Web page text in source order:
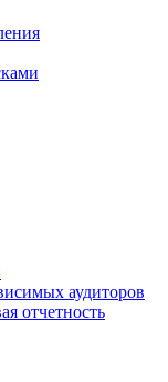
аудиторов
отчетность